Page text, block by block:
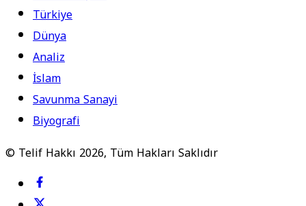
Türkiye
Dünya
Analiz
İslam
Savunma Sanayi
Biyografi
© Telif Hakkı 2026, Tüm Hakları Saklıdır